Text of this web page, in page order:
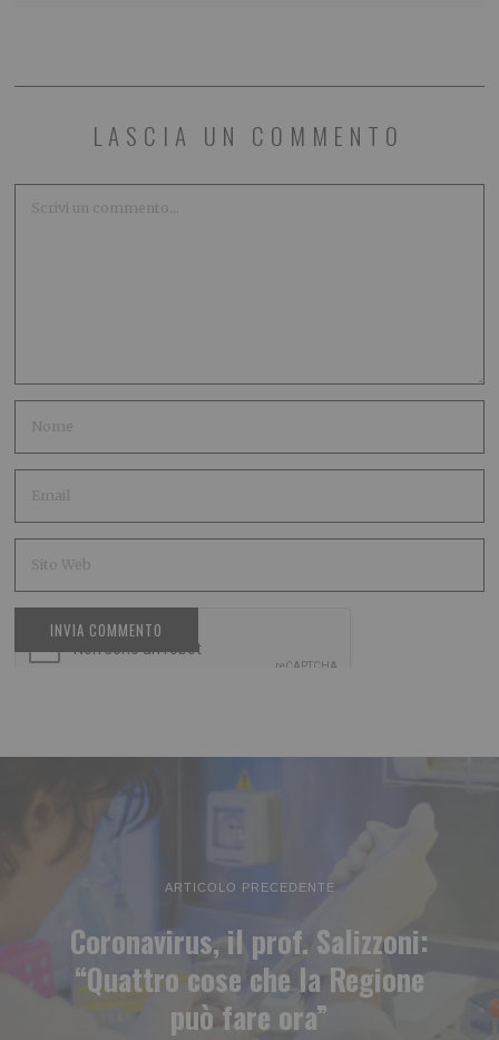
LASCIA UN COMMENTO
ARTICOLO PRECEDENTE
Coronavirus, il prof. Salizzoni:
“Quattro cose che la Regione
può fare ora”